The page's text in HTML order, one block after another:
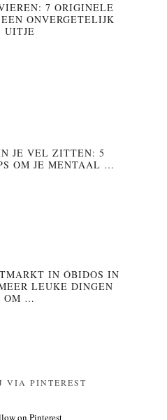
7 ORIGINELE
ONVERGETELIJK
UITJE
JE VEL ZITTEN: 5
OM JE MENTAAL …
IN ÓBIDOS IN
LEUKE DINGEN
OM …
VIA PINTEREST
on Pinterest